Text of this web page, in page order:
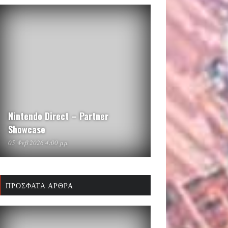
Nintendo Direct – Partner
Showcase
05 Φεβ 2026 4:00 μμ
ΠΡΌΣΦΑΤΑ ΆΡΘΡΑ